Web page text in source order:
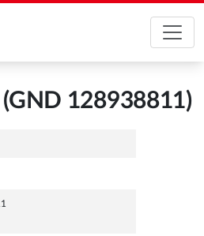
(GND 128938811)